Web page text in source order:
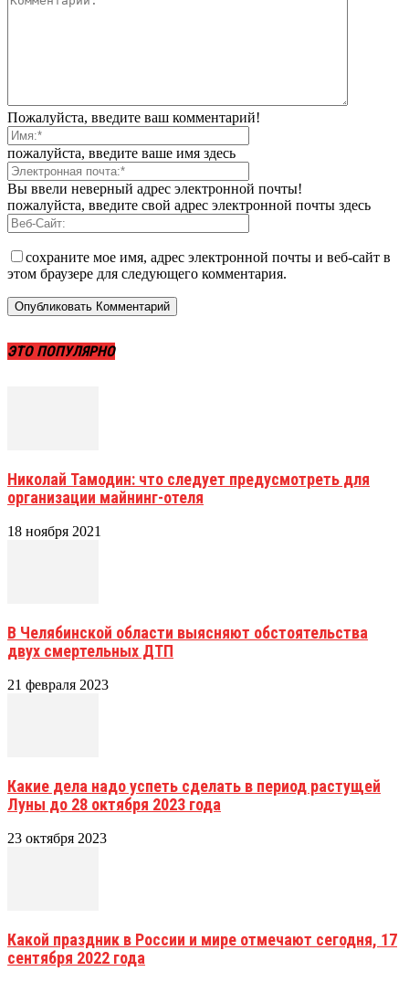
Пожалуйста, введите ваш комментарий!
пожалуйста, введите ваше имя здесь
Вы ввели неверный адрес электронной почты!
пожалуйста, введите свой адрес электронной почты здесь
сохраните мое имя, адрес электронной почты и веб-сайт в
этом браузере для следующего комментария.
ЭТО ПОПУЛЯРНО
Николай Тамодин: что следует предусмотреть для
организации майнинг-отеля
18 ноября 2021
В Челябинской области выясняют обстоятельства
двух смертельных ДТП
21 февраля 2023
Какие дела надо успеть сделать в период растущей
Луны до 28 октября 2023 года
23 октября 2023
Какой праздник в России и мире отмечают сегодня, 17
сентября 2022 года